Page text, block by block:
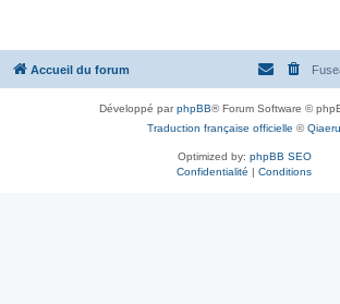
Accueil du forum
Développé parphpBB® Forum Software ©
Traduction française officielle ©Qiaeru
Optimized by: phpBB SEO
Confidentialité | Conditions